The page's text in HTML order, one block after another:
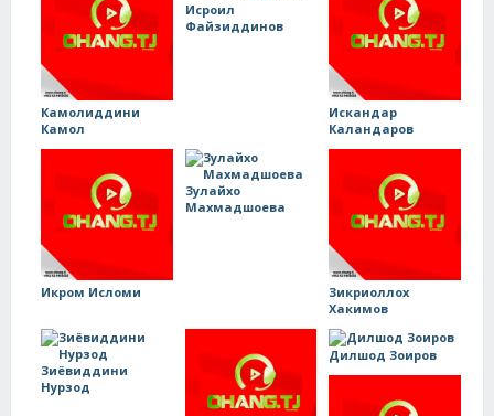
Камолиддини
Камол
Исроил
Файзиддинов
Искандар
Каландаров
Икром Исломи
Зулайхо
Махмадшоева
Зикриоллох
Хакимов
Зиёвиддини
Нурзод
Дилшод Зоиров